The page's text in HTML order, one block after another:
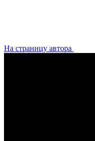
На страницу автора